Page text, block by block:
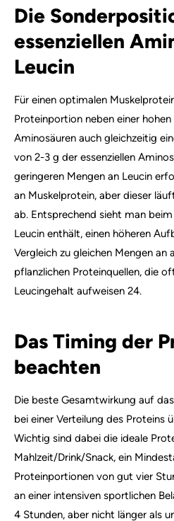
Die
essenziellen
Leucin
Für einen optimalen
Proteinportion neben einer hohen
Aminosäuren auch gleichzeitig
von 2-3 g der essenziellen
geringeren Mengen an Leucin
an Muskelprotein, aber dieser
ab. Entsprechend sieht man
Leucin enthält, einen höheren
Vergleich zu gleichen Mengen an
pflanzlichen Proteinquellen, die
Leucingehalt aufweisen 24.
Das Timing der
beachten
Die beste Gesamtwirkung auf
bei einer Verteilung des Proteins
Wichtig sind dabei die ideale
Mahlzeit/Drink/Snack, ein
Proteinportionen von gut vier
an einer intensiven sportlichen
4 Stunden, aber nicht länger als